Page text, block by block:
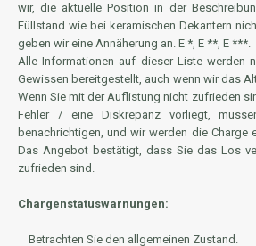
wir, die aktuelle Position in der
Füllstand wie bei keramischen Dekantern
geben wir eine Annäherung an. E *, E **, E ***.
Alle Informationen auf dieser Liste werden
Gewissen bereitgestellt, auch wenn wir das
Wenn Sie mit der Auflistung nicht zufrieden
Fehler / eine Diskrepanz vorliegt,
benachrichtigen, und wir werden die Charge
Das Angebot bestätigt, dass Sie das Los
zufrieden sind.
Chargenstatuswarnungen:
Betrachten Sie den allgemeinen Zustand.